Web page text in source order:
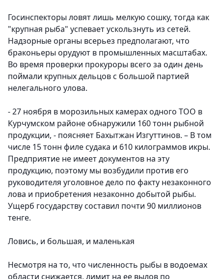
Госинспекторы ловят лишь мелкую сошку, тогда как
"крупная рыба" успевает ускользнуть из сетей.
Надзорные органы всерьез предполагают, что
браконьеры орудуют в промышленных масштабах.
Во время проверки прокуроры всего за один день
поймали крупных дельцов с большой партией
нелегального улова.
- 27 ноября в морозильных камерах одного ТОО в
Курчумском районе обнаружили 160 тонн рыбной
продукции, - поясняет Бахытжан Изгуттинов. – В том
числе 15 тонн филе судака и 610 килограммов икры.
Предприятие не имеет документов на эту
продукцию, поэтому мы возбудили против его
руководителя уголовное дело по факту незаконного
лова и приобретения незаконно добытой рыбы.
Ущерб государству составил почти 90 миллионов
тенге.
Ловись, и большая, и маленькая
Несмотря на то, что численность рыбы в водоемах
области снижается, лимит на ее вылов по